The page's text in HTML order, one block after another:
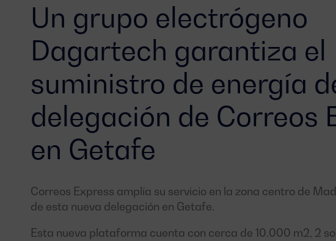
Un grupo electrógeno
Dagartech garantiza el
suministro de energía
delegación de Correos
en Getafe
Correos Express amplía su servicio en la zona centro de
de esta nueva delegación en Getafe.
Esta nueva plataforma cuenta con cerca de 10.000 m2, 2